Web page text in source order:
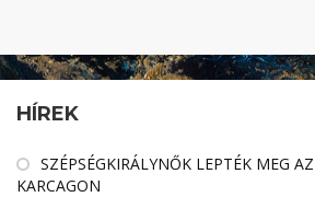
HÍREK
SZÉPSÉGKIRÁLYNŐK LEPTÉK MEG
KARCAGON